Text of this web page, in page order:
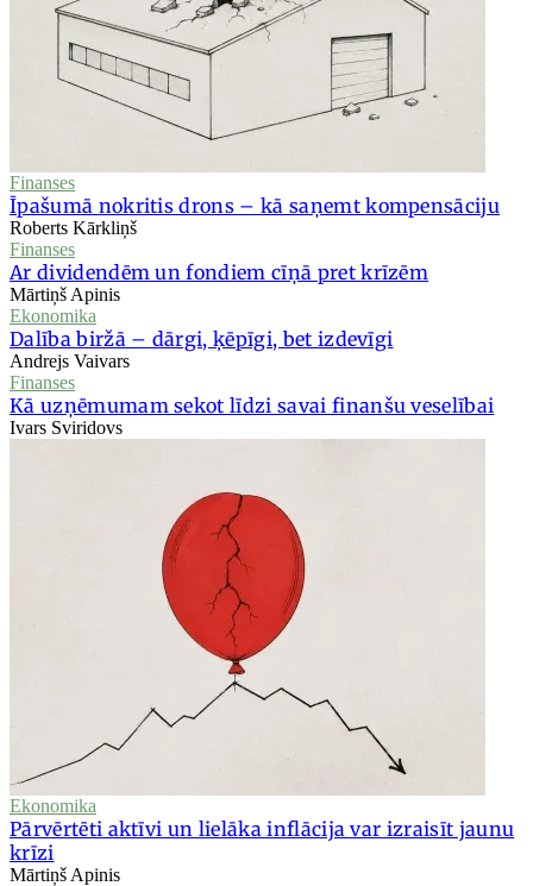
Finanses
Īpašumā nokritis drons – kā saņemt kompensāciju
Roberts Kārkliņš
Finanses
Ar dividendēm un fondiem cīņā pret krīzēm
Mārtiņš Apinis
Ekonomika
Dalība biržā – dārgi, ķēpīgi, bet izdevīgi
Andrejs Vaivars
Finanses
Kā uzņēmumam sekot līdzi savai finanšu veselībai
Ivars Sviridovs
Ekonomika
Pārvērtēti aktīvi un lielāka inflācija var izraisīt jaunu
krīzi
Mārtiņš Apinis